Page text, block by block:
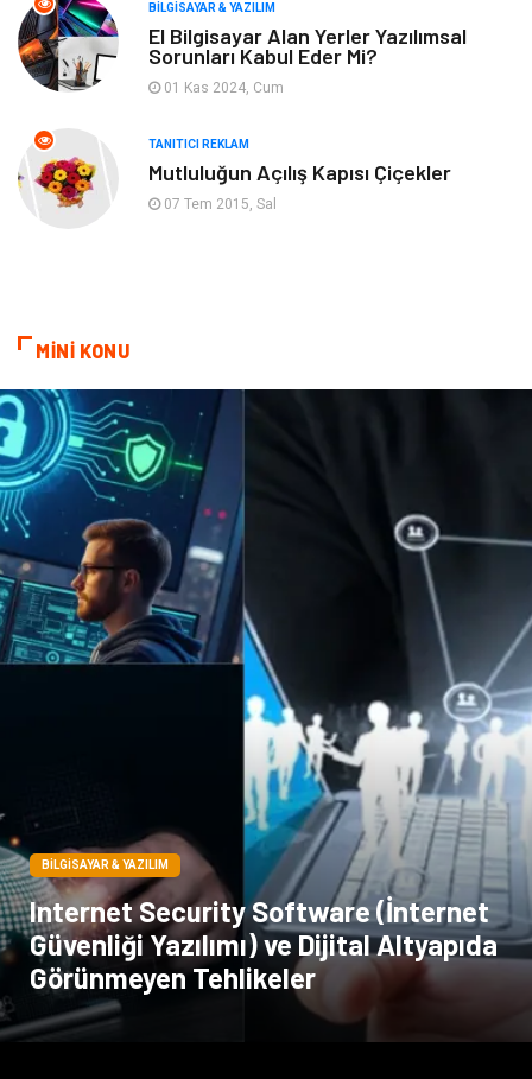
Plastik
Hizmet
Aksesuar
Hediyelik Eşya
Moda
Bakım
Basın Yayın
Dernekler ve Birlikler Kiralama Servisleri
Tarım & Hayvancılık
Spor Malzemeleri
BILGISAYAR & YAZILIM
El Bilgisayar Alan Yerler Yazılımsal
Sorunları Kabul Eder Mi?
01 Kas 2024, Cum
TANITICI REKLAM
Mutluluğun Açılış Kapısı Çiçekler
07 Tem 2015, Sal
MİNİ KONU
BILGISAYAR & YAZILIM
Internet Security Software (İnternet
Güvenliği Yazılımı) ve Dijital Altyapıda
Görünmeyen Tehlikeler